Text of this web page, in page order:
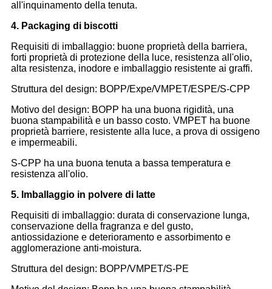
all'inquinamento della tenuta.
4. Packaging di biscotti
Requisiti di imballaggio: buone proprietà della barriera,
forti proprietà di protezione della luce, resistenza all'olio,
alta resistenza, inodore e imballaggio resistente ai graffi.
Struttura del design: BOPP/Expe/VMPET/ESPE/S-CPP
Motivo del design: BOPP ha una buona rigidità, una
buona stampabilità e un basso costo. VMPET ha buone
proprietà barriere, resistente alla luce, a prova di ossigeno
e impermeabili.
S-CPP ha una buona tenuta a bassa temperatura e
resistenza all'olio.
5. Imballaggio in polvere di latte
Requisiti di imballaggio: durata di conservazione lunga,
conservazione della fragranza e del gusto,
antiossidazione e deterioramento e assorbimento e
agglomerazione anti-moistura.
Struttura del design: BOPP/VMPET/S-PE